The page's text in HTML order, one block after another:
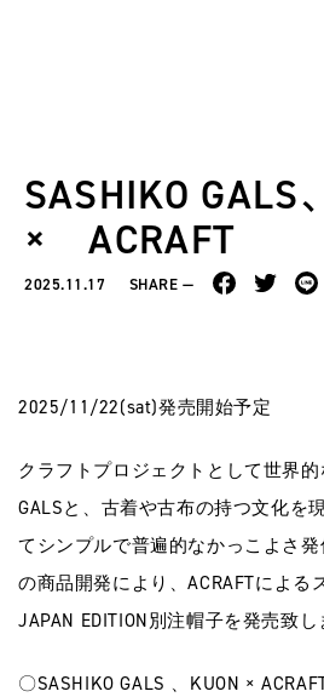
SASHIKO
× ACRAFT
2025.11.17 SHARE
2025/11/22(sat)発売開始予定
クラフトプロジェクトとして世界
GALSと、古着や古布の持つ文化を
てシンプルで普遍的なかっこよさ発
の商品開発により、ACRAFTによる
JAPAN EDITION別注帽子を発売致し
〇SASHIKO GALS 、KUON ×